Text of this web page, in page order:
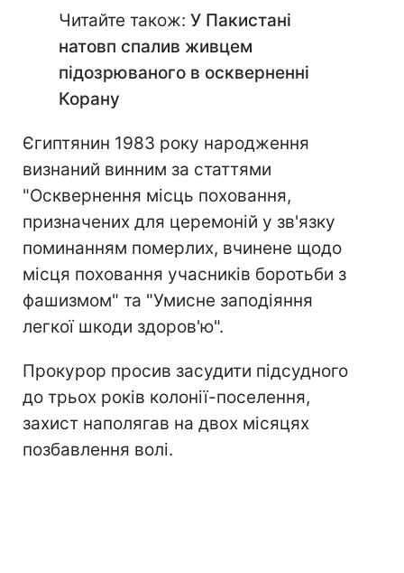
Читайте також: У Пакистані
натовп спалив живцем
підозрюваного в оскверненні
Корану
Єгиптянин 1983 року народження
визнаний винним за статтями
"Осквернення місць поховання,
призначених для церемоній у зв'язку
поминанням померлих, вчинене щодо
місця поховання учасників боротьби з
фашизмом" та "Умисне заподіяння
легкої шкоди здоров'ю".
Прокурор просив засудити підсудного
до трьох років колонії-поселення,
захист наполягав на двох місяцях
позбавлення волі.